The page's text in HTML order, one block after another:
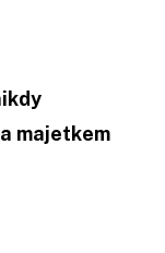
majetkem